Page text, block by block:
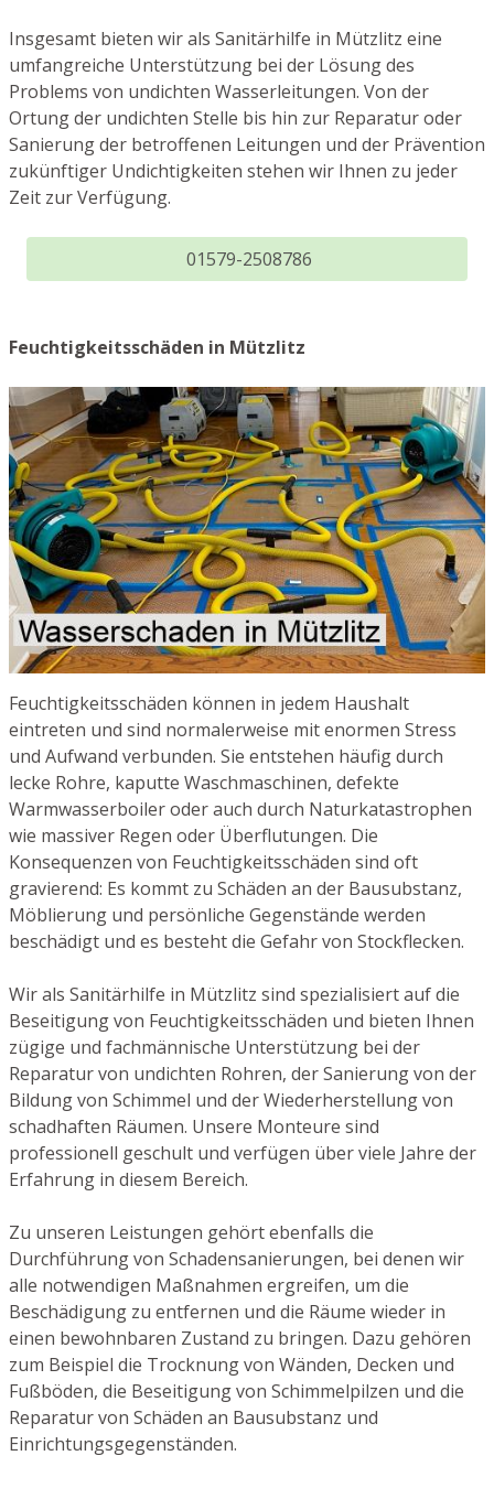
Insgesamt bieten wir als Sanitärhilfe in Mützlitz eine
umfangreiche Unterstützung bei der Lösung des
Problems von undichten Wasserleitungen. Von der
Ortung der undichten Stelle bis hin zur Reparatur oder
Sanierung der betroffenen Leitungen und der Prävention
zukünftiger Undichtigkeiten stehen wir Ihnen zu jeder
Zeit zur Verfügung.
01579-2508786
Feuchtigkeitsschäden in Mützlitz
Feuchtigkeitsschäden können in jedem Haushalt
eintreten und sind normalerweise mit enormen Stress
und Aufwand verbunden. Sie entstehen häufig durch
lecke Rohre, kaputte Waschmaschinen, defekte
Warmwasserboiler oder auch durch Naturkatastrophen
wie massiver Regen oder Überflutungen. Die
Konsequenzen von Feuchtigkeitsschäden sind oft
gravierend: Es kommt zu Schäden an der Bausubstanz,
Möblierung und persönliche Gegenstände werden
beschädigt und es besteht die Gefahr von Stockflecken.
Wir als Sanitärhilfe in Mützlitz sind spezialisiert auf die
Beseitigung von Feuchtigkeitsschäden und bieten Ihnen
zügige und fachmännische Unterstützung bei der
Reparatur von undichten Rohren, der Sanierung von der
Bildung von Schimmel und der Wiederherstellung von
schadhaften Räumen. Unsere Monteure sind
professionell geschult und verfügen über viele Jahre der
Erfahrung in diesem Bereich.
Zu unseren Leistungen gehört ebenfalls die
Durchführung von Schadensanierungen, bei denen wir
alle notwendigen Maßnahmen ergreifen, um die
Beschädigung zu entfernen und die Räume wieder in
einen bewohnbaren Zustand zu bringen. Dazu gehören
zum Beispiel die Trocknung von Wänden, Decken und
Fußböden, die Beseitigung von Schimmelpilzen und die
Reparatur von Schäden an Bausubstanz und
Einrichtungsgegenständen.